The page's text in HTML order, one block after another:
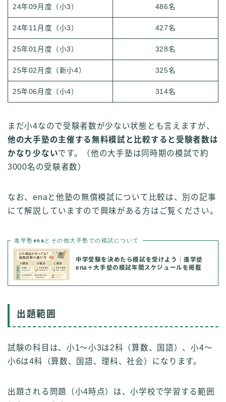
24年09月度（小3） 486名
24年11月度（小3） 427名
25年01月度（小3） 328名
25年02月度（新小4） 325名
25年06月度（小4） 314名
まだ小4なので受験者数が少ない状態とも言えますが、
他の大手塾の主催する無料模試と比較すると受験者数は
かなり少ないです。（他の大手塾は同時期の模試で約
3000名の受験者数）
なお、enaと他塾の無償模試について比較は、別の記事
にて解説していますので興味がある方はご覧ください。
進学塾enaとその他大手塾での模試について
中学受験を決めたら模試を受けよう｜進学塾
ena＋大手塾の模試年間スケジュールを掲載
出題範囲
試験の科目は、小1～小3は2科（算数、国語）、小4～
小6は4科（算数、国語、理科、社会）になります。
出題される問題（小4時点）は、小学校で学習する範囲